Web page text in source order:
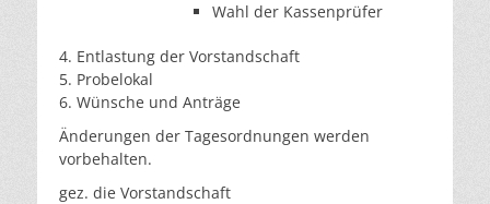
Wahl der Kassenprüfer
4. Entlastung der Vorstandschaft
5. Probelokal
6. Wünsche und Anträge
Änderungen der Tagesordnungen werden
vorbehalten.
gez. die Vorstandschaft